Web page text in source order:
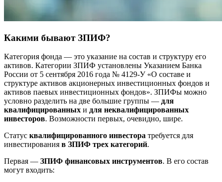
Какими бывают ЗПИФ?
Категория фонда — это указание на состав и структуру его
активов. Категории ЗПИФ установлены Указанием Банка
России от 5 сентября 2016 года № 4129-У «О составе и
структуре активов акционерных инвестиционных фондов и
активов паевых инвестиционных фондов». ЗПИФы можно
условно разделить на две большие группы — для
квалифицированных и для неквалифицированных
инвесторов. Возможности первых, очевидно, шире.
Статус квалифицированного инвестора требуется для
инвестирования в ЗПИФ трех категорий.
Первая — ЗПИФ финансовых инструментов. В его состав
могут входить: